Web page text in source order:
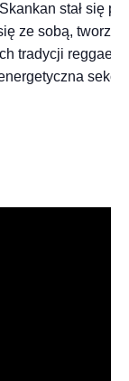
stał się
ze sobą,
tradycji reggae,